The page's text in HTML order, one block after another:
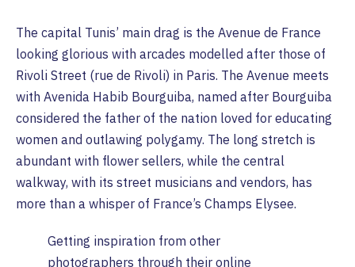
The capital Tunis’ main drag is the Avenue de France
looking glorious with arcades modelled after those of
Rivoli Street (rue de Rivoli) in Paris. The Avenue meets
with Avenida Habib Bourguiba, named after Bourguiba
considered the father of the nation loved for educating
women and outlawing polygamy. The long stretch is
abundant with flower sellers, while the central
walkway, with its street musicians and vendors, has
more than a whisper of France’s Champs Elysee.
Getting inspiration from other
photographers through their online